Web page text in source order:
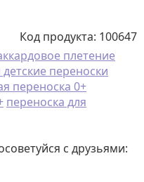
Код продукта: 100647
плетение
детские переноски
переноска 0+
переноска для
с друзьями: